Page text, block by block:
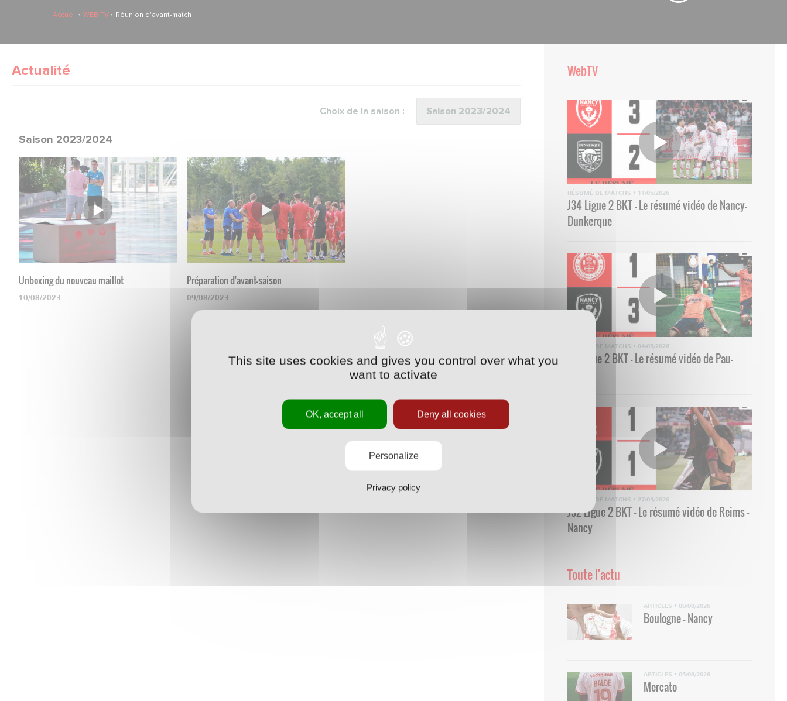
Accueil WEB TV Réunion d'avant-match
Actualité
Choix de la saison :
Saison 2023/2024
Unboxing du nouveau maillot
10/08/2023
Préparation d'avant-saison
09/08/2023
WebTV
RÉSUMÉ DE MATCHS • 11/05/2026
J34 Ligue 2 BKT - Le résumé vidéo de Nancy-
Dunkerque
RÉSUMÉ DE MATCHS • 04/05/2026
33 Ligue 2 BKT - Le résumé vidéo de Pau-
RÉSUMÉ DE MATCHS • 27/04/2026
J32 Ligue 2 BKT - Le résumé vidéo de Reims -
Nancy
Toute l'actu
ARTICLES • 08/08/2026
Boulogne - Nancy
ARTICLES • 05/08/2026
Mercato
This site uses cookies and gives you control over what you
want to activate
OK, accept all Deny all cookies
Personalize
Privacy policy